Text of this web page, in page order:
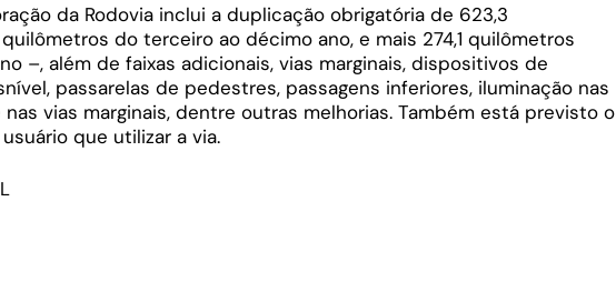
da Rodovia inclui a duplicação obrigatória de 623,3
do terceiro ao décimo ano, e mais 274,1 quilômetros
–, além de faixas adicionais, vias marginais, dispositivos de
passarelas de pedestres, passagens inferiores, iluminação nas
vias marginais, dentre outras melhorias. Também está previsto o
que utilizar a via.